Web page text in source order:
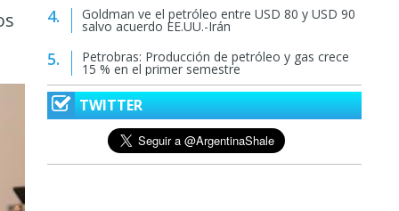
Goldman ve el petróleo entre USD 80 y USD 90
salvo acuerdo EE.UU.-Irán
Petrobras: Producción de petróleo y gas crece
15 % en el primer semestre
TWITTER